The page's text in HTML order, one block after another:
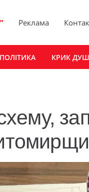
Реклама
ПОЛІТИКА КРИК